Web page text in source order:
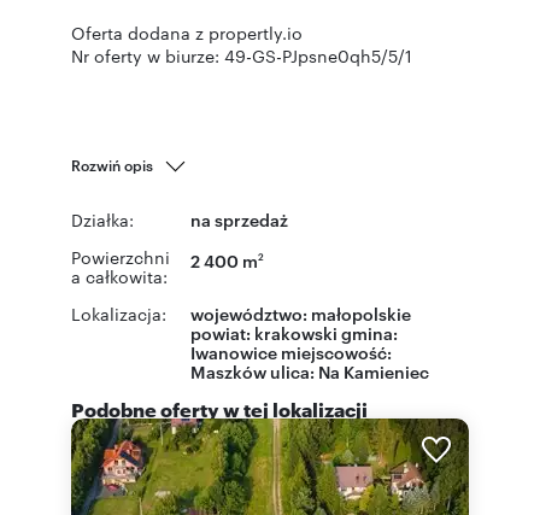
Oferta dodana z propertly.io
Nr oferty w biurze: 49-GS-PJpsne0qh5/5/1
Rozwiń opis
Działka: na sprzedaż
Powierzchni
a całkowita:
2 400 m2
Lokalizacja: województwo: małopolskie
powiat: krakowski gmina:
Iwanowice miejscowość:
Maszków ulica: Na Kamieniec
Podobne oferty w tej lokalizacji